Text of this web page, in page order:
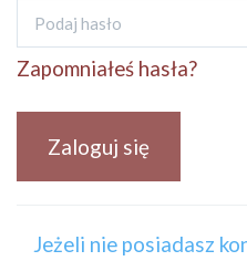
Zapomniałeś hasła?
Zaloguj się
Jeżeli nie posiadasz